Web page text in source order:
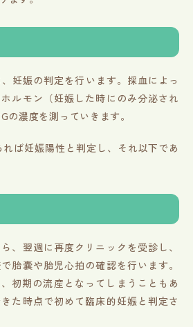
妊娠の判定を行います。採血によっ
ルモン（妊娠した時にのみ分泌され
の濃度を測っていきます。
ば妊娠陽性と判定し、それ以下であ
、翌週に再度クリニックを受診し、
胎嚢や胎児心拍の確認を行います。
初期の流産となってしまうこともあ
た時点で初めて臨床的妊娠と判定さ